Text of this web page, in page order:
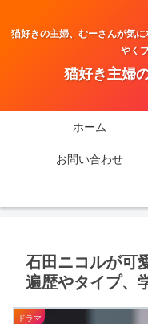
猫好きの主婦、むーさんが気
やく
猫好き主婦
ホーム
お問い合わせ
石田ニコルが可
遍歴やタイプ、
ドラマ